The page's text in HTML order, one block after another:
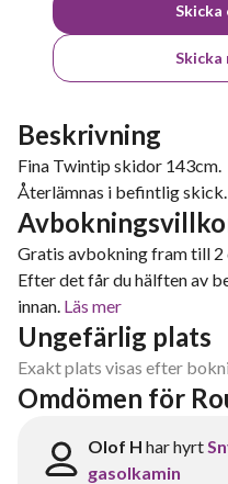
Skicka
Skicka
Beskrivning
Fina Twintip skidor 143cm.
Återlämnas i befintlig skick.
Gratis avbokning fram till 2
Efter det får du hälften av
innan. Läs mer
Ungefärlig plats
Exakt plats visas efter
Omdömen för
Olof H har hyrt
gasolkamin